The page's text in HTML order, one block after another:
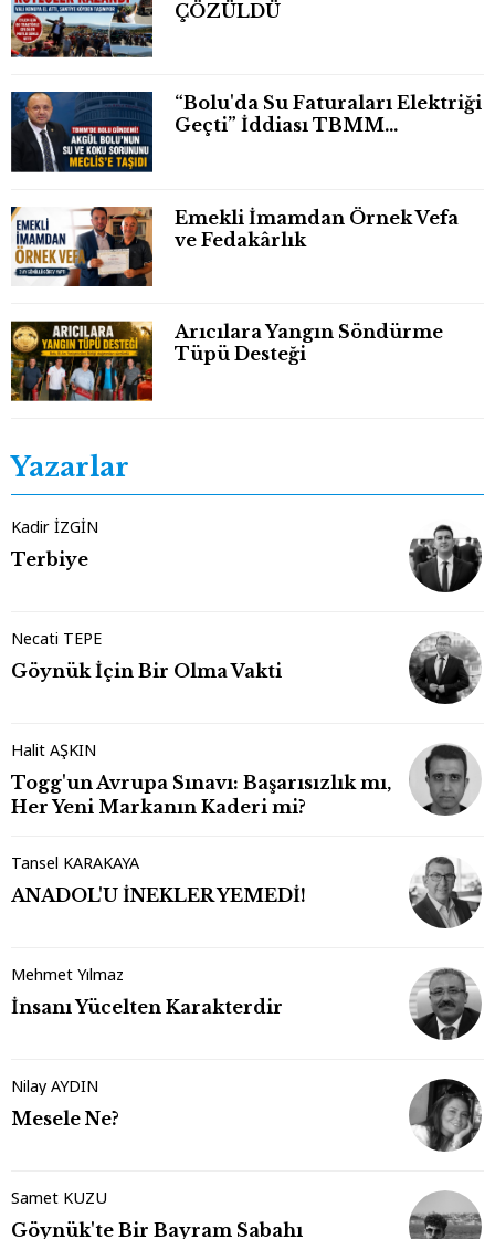
ÇÖZÜLDÜ
“Bolu'da Su Faturaları Elektriği
Geçti” İddiası TBMM
Emekli İmamdan Örnek Vefa
ve Fedakârlık
Arıcılara Yangın Söndürme
Tüpü Desteği
Yazarlar
Kadir İZGİN
Terbiye
Necati TEPE
Göynük İçin Bir Olma Vakti
Halit AŞKIN
Togg'un Avrupa Sınavı: Başarısızlık mı,
Her Yeni Markanın Kaderi mi?
Tansel KARAKAYA
ANADOL'U İNEKLER YEMEDİ!
Mehmet Yılmaz
İnsanı Yücelten Karakterdir
Nilay AYDIN
Mesele Ne?
Samet KUZU
Göynük'te Bir Bayram Sabahı